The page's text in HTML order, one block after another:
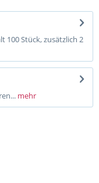
100 Stück, zusätzlich 2
mehr